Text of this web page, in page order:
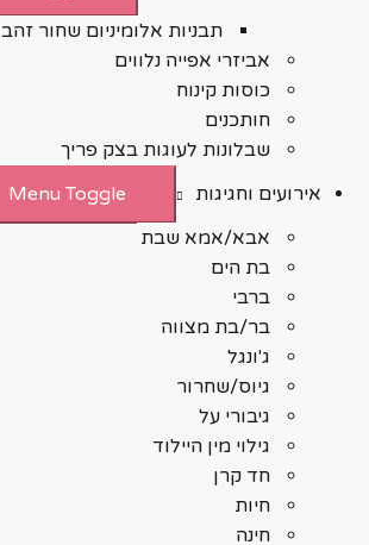
תבניות אלומיניום שחור זהב
אביזרי אפייה נלווים
כוסות קינוח
חותכנים
שבלונות לעוגות בצק פריך
אירועים וחגיגות
Menu Toggle
אבא/אמא שבת
בת הים
ברבי
בר/בת מצווה
ג'ונגל
גיוס/שחרור
גיבורי על
גילוי מין היילוד
חד קרן
חיות
חינה